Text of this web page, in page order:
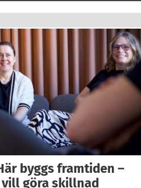
byggs framtiden –
göra skillnad